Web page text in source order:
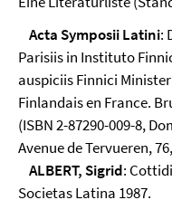
Acta Symposii Latini:
Parisiis in Instituto
auspiciis Finnici
Finlandais en France.
(ISBN 2-87290-009-8,
Avenue de Tervueren,
ALBERT, Sigrid:
Societas Latina 1987.